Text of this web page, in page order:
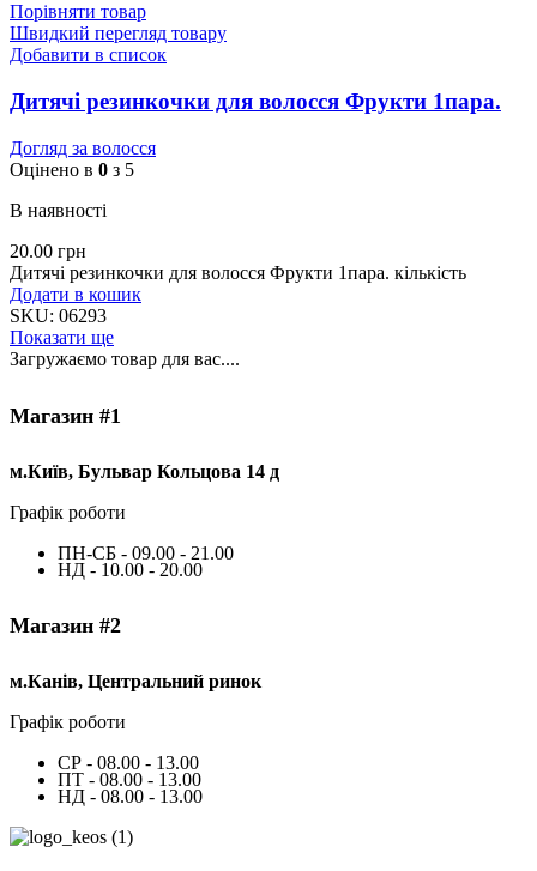
Порівняти товар
Швидкий перегляд товару
Добавити в список
Дитячі резинкочки для волосся Фрукти 1пара.
Догляд за волосся
Оцінено в 0 з 5
В наявності
20.00 грн
Дитячі резинкочки для волосся Фрукти 1пара. кількість
Додати в кошик
SKU: 06293
Показати ще
Загружаємо товар для вас....
Магазин #1
м.Київ, Бульвар Кольцова 14 д
Графік роботи
ПН-СБ - 09.00 - 21.00
НД - 10.00 - 20.00
Магазин #2
м.Канів, Центральний ринок
Графік роботи
СР - 08.00 - 13.00
ПТ - 08.00 - 13.00
НД - 08.00 - 13.00